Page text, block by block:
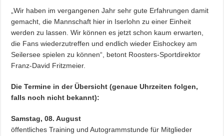
„Wir haben im vergangenen Jahr sehr gute Erfahrungen damit
gemacht, die Mannschaft hier in Iserlohn zu einer Einheit
werden zu lassen. Wir können es jetzt schon kaum erwarten,
die Fans wiederzutreffen und endlich wieder Eishockey am
Seilersee spielen zu können“, betont Roosters-Sportdirektor
Franz-David Fritzmeier.
Die Termine in der Übersicht (genaue Uhrzeiten folgen,
falls noch nicht bekannt):
Samstag, 08. August
öffentliches Training und Autogrammstunde für Mitglieder